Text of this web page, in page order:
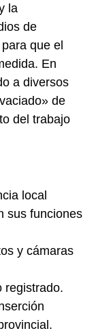
la
de
que el
En
a diversos
de
del trabajo
local
sus funciones
y cámaras
registrado.